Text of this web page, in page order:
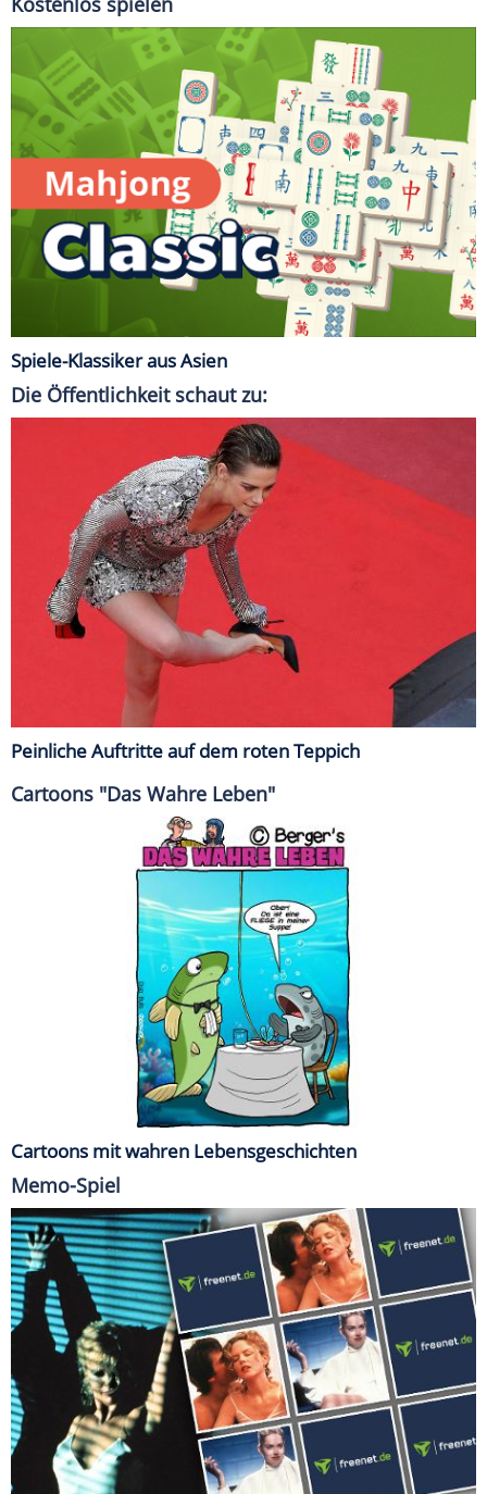
Spiele-Klassiker aus Asien
Die Öffentlichkeit schaut zu:
Peinliche Auftritte auf dem roten Teppich
Cartoons "Das Wahre Leben"
Cartoons mit wahren Lebensgeschichten
Memo-Spiel